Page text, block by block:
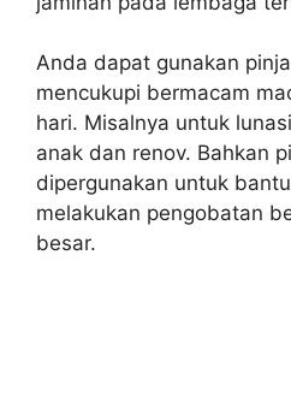
Anda dapat gunakan
mencukupi bermacam
hari. Misalnya untuk
anak dan renov. Bahkan
dipergunakan untuk
melakukan pengobatan
besar.